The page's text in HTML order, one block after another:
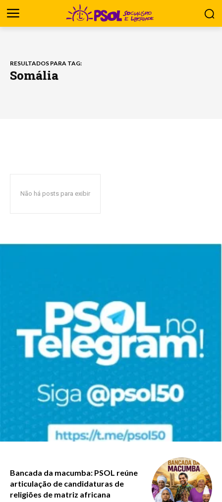
RESULTADOS PARA TAG:
Somália
Não há posts para exibir
Bancada da macumba: PSOL reúne
articulação de candidaturas de
religiões de matriz africana